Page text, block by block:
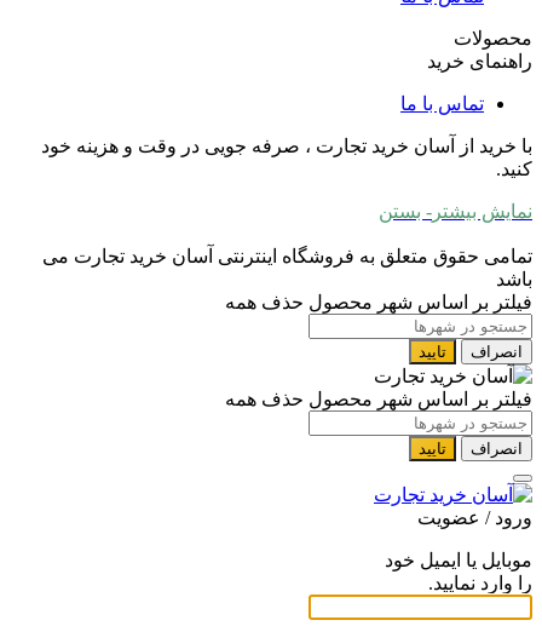
محصولات
راهنمای خرید
تماس با ما
با خرید از آسان خرید تجارت ، صرفه جویی در وقت و هزینه خود
کنید.
نمایش بیشتر - بستن
تمامی حقوق متعلق به فروشگاه اینترنتی آسان خرید تجارت می
باشد
فیلتر بر اساس شهر محصول حذف همه
انصراف تایید
فیلتر بر اساس شهر محصول حذف همه
انصراف تایید
ورود / عضویت
موبایل یا ایمیل خود
را وارد نمایید.